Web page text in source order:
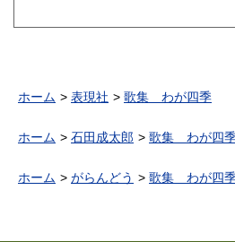
ホーム 表現社 歌集 わが四季
ホーム 石田成太郎 歌集 わが四
ホーム がらんどう 歌集 わが四